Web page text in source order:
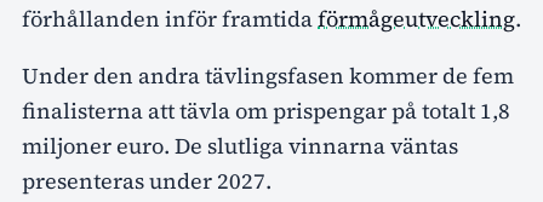
förhållanden inför framtidaförmågeutveckling.
Under den andra tävlingsfasen kommer de fem
finalisterna att tävla om prispengar på totalt 1,8
miljoner euro. De slutliga vinnarna väntas
presenteras under 2027.